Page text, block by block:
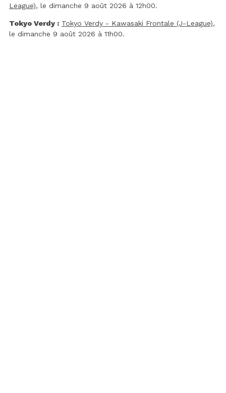
League), le dimanche 9 août 2026 à 12h00.
Tokyo Verdy : Tokyo Verdy - Kawasaki Frontale (J-League),
le dimanche 9 août 2026 à 11h00.